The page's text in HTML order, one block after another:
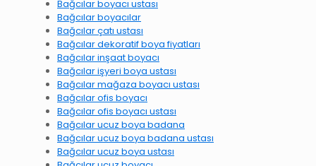
Bağcılar boyacı ustası
Bağcılar boyacılar
Bağcılar çatı ustası
Bağcılar dekoratif boya fiyatları
Bağcılar inşaat boyacı
Bağcılar işyeri boya ustası
Bağcılar mağaza boyacı ustası
Bağcılar ofis boyacı
Bağcılar ofis boyacı ustası
Bağcılar ucuz boya badana
Bağcılar ucuz boya badana ustası
Bağcılar ucuz boya ustası